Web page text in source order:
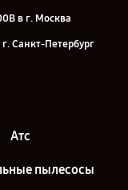
в г. Москва
Санкт-Петербург
Атс
пылесосы